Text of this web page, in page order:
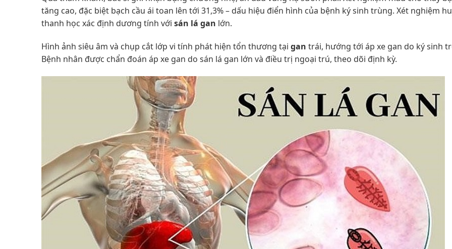
tăng cao, đặc biệt bạch cầu ái toan lên tới 31,3% – dấu hiệu điển hình của bệnh ký sinh trùng. Xét nghiệm
thanh học xác định dương tính với sán lá gan lớn.
Hình ảnh siêu âm và chụp cắt lớp vi tính phát hiện tổn thương tại gan trái, hướng tới áp xe gan do ký sinh
Bệnh nhân được chẩn đoán áp xe gan do sán lá gan lớn và điều trị ngoại trú, theo dõi định kỳ.